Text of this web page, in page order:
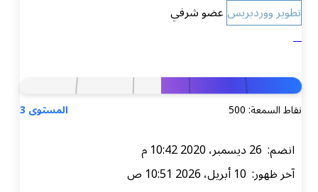
تطوير ووردبريسعضو شرفي
نقاط السمعة: 500 المستوى 3
انضم: 26 ديسمبر، 2020 10:42 م
آخر ظهور: 10 أبريل، 2026 10:51 ص